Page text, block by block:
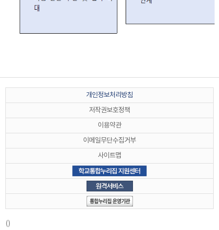
개인정보처리방침
저작권보호정책
이용약관
이메일무단수집거부
사이트맵
()